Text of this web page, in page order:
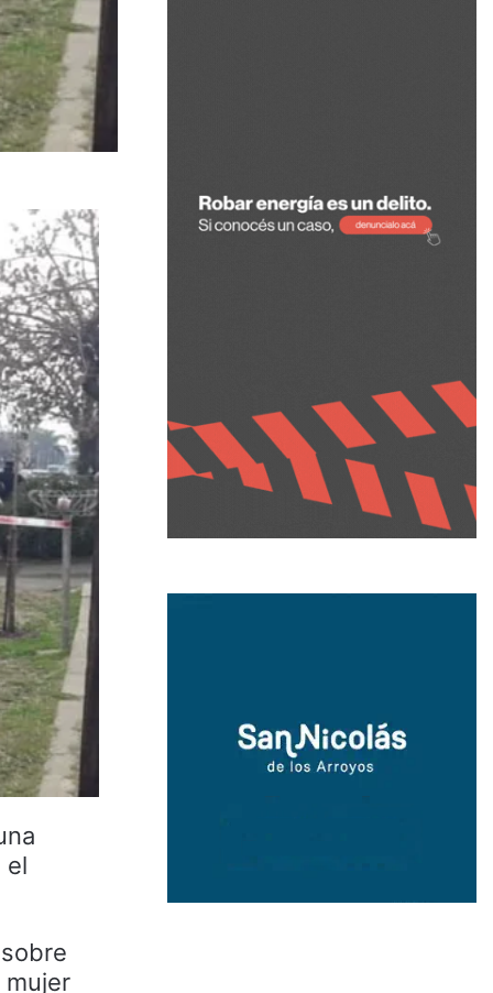
el
mujer